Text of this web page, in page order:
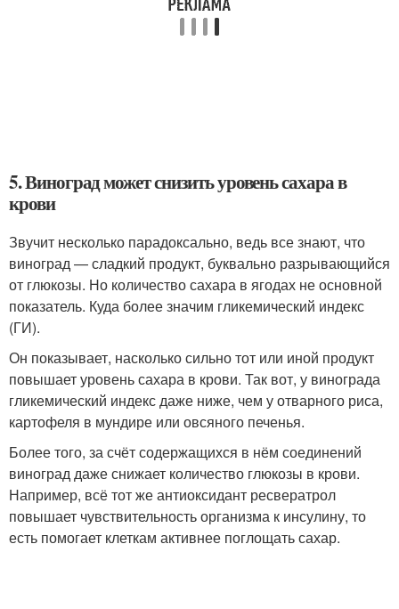
5. Виноград может снизить уровень сахара в
крови
Звучит несколько парадоксально, ведь все знают, что
виноград — сладкий продукт, буквально разрывающийся
от глюкозы. Но количество сахара в ягодах не основной
показатель. Куда более значим гликемический индекс
(ГИ).
Он показывает, насколько сильно тот или иной продукт
повышает уровень сахара в крови. Так вот, у винограда
гликемический индекс даже ниже, чем у отварного риса,
картофеля в мундире или овсяного печенья.
Более того, за счёт содержащихся в нём соединений
виноград даже снижает количество глюкозы в крови.
Например, всё тот же антиоксидант ресвератрол
повышает чувствительность организма к инсулину, то
есть помогает клеткам активнее поглощать сахар.